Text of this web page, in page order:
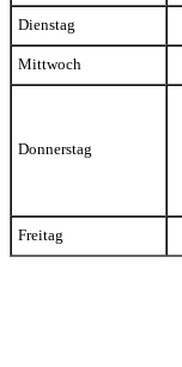
Dienstag
Mittwoch
Donnerstag
Freitag